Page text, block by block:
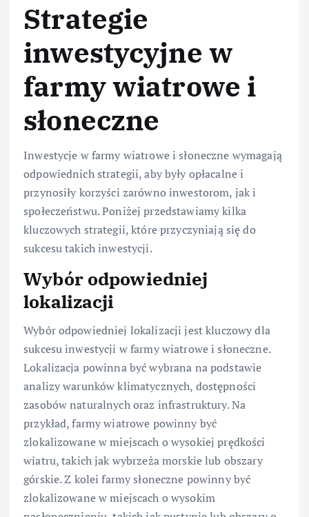
Strategie
inwestycyjne w
farmy wiatrowe i
słoneczne
Inwestycje w farmy wiatrowe i słoneczne wymagają
odpowiednich strategii, aby były opłacalne i
przynosiły korzyści zarówno inwestorom, jak i
społeczeństwu. Poniżej przedstawiamy kilka
kluczowych strategii, które przyczyniają się do
sukcesu takich inwestycji.
Wybór odpowiedniej
lokalizacji
Wybór odpowiedniej lokalizacji jest kluczowy dla
sukcesu inwestycji w farmy wiatrowe i słoneczne.
Lokalizacja powinna być wybrana na podstawie
analizy warunków klimatycznych, dostępności
zasobów naturalnych oraz infrastruktury. Na
przykład, farmy wiatrowe powinny być
zlokalizowane w miejscach o wysokiej prędkości
wiatru, takich jak wybrzeża morskie lub obszary
górskie. Z kolei farmy słoneczne powinny być
zlokalizowane w miejscach o wysokim